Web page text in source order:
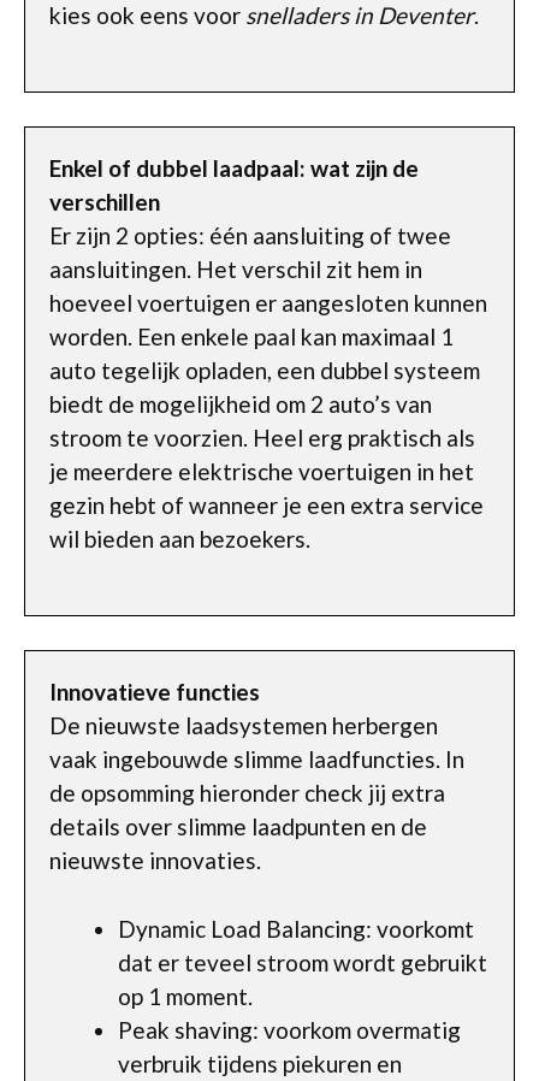
kies ook eens voor snelladers in Deventer.
Enkel of dubbel laadpaal: wat zijn de
verschillen
Er zijn 2 opties: één aansluiting of twee
aansluitingen. Het verschil zit hem in
hoeveel voertuigen er aangesloten kunnen
worden. Een enkele paal kan maximaal 1
auto tegelijk opladen, een dubbel systeem
biedt de mogelijkheid om 2 auto’s van
stroom te voorzien. Heel erg praktisch als
je meerdere elektrische voertuigen in het
gezin hebt of wanneer je een extra service
wil bieden aan bezoekers.
Innovatieve functies
De nieuwste laadsystemen herbergen
vaak ingebouwde slimme laadfuncties. In
de opsomming hieronder check jij extra
details over slimme laadpunten en de
nieuwste innovaties.
Dynamic Load Balancing: voorkomt
dat er teveel stroom wordt gebruikt
op 1 moment.
Peak shaving: voorkom overmatig
verbruik tijdens piekuren en